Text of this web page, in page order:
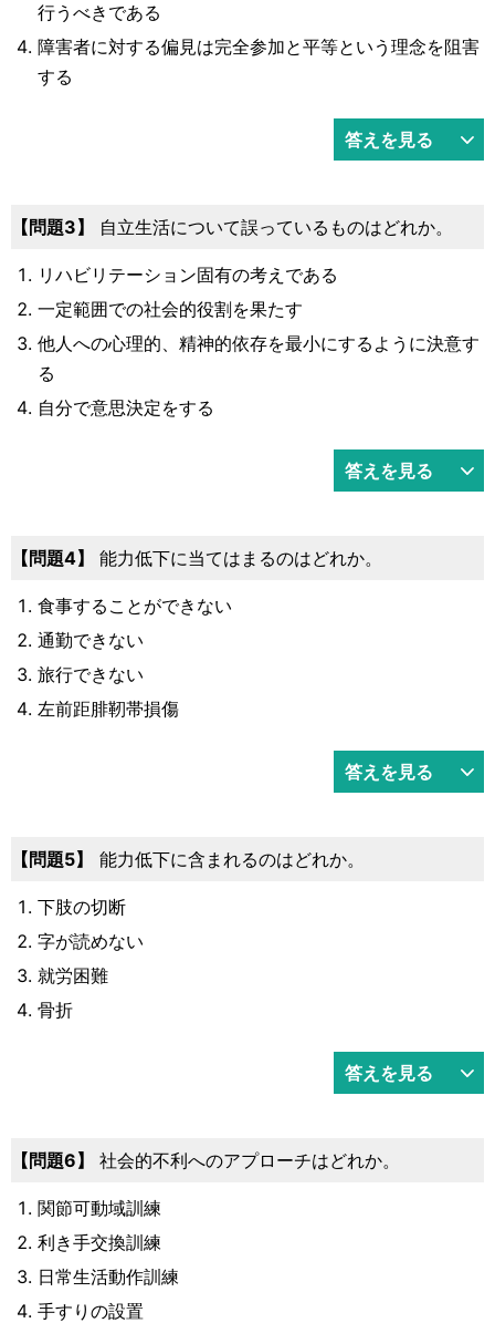
行うべきである
障害者に対する偏見は完全参加と平等という理念を阻害
する
答えを見る
3 自立生活について誤っているものはどれか。
リハビリテーション固有の考えである
一定範囲での社会的役割を果たす
他人への心理的、精神的依存を最小にするように決意す
る
自分で意思決定をする
答えを見る
4 能力低下に当てはまるのはどれか。
食事することができない
通勤できない
旅行できない
左前距腓靭帯損傷
答えを見る
5 能力低下に含まれるのはどれか。
下肢の切断
字が読めない
就労困難
骨折
答えを見る
6 社会的不利へのアプローチはどれか。
関節可動域訓練
利き手交換訓練
日常生活動作訓練
手すりの設置